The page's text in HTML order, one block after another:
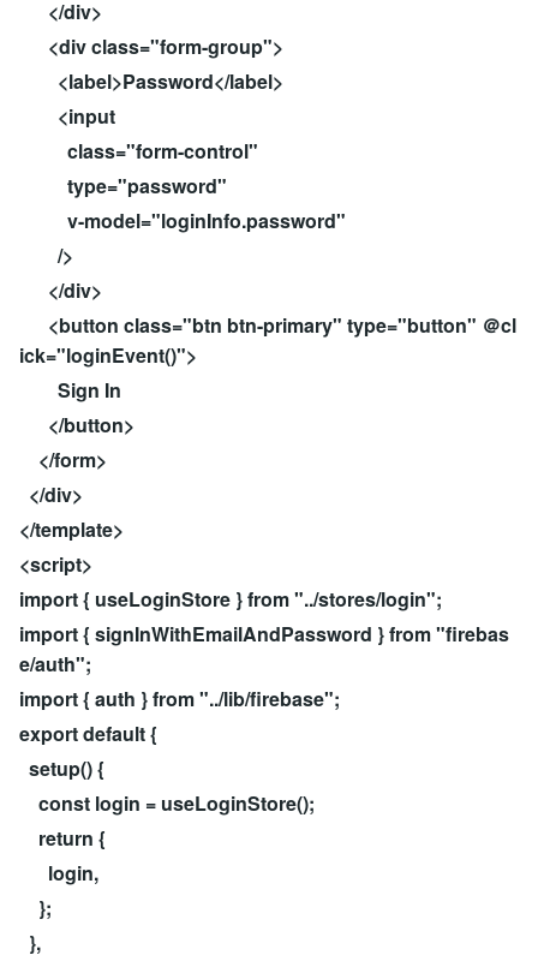
</div>
<div class="form-group">
<label>Password</label>
<input
class="form-control"
type="password"
v-model="loginInfo.password"
/>
</div>
<button class="btn btn-primary" type="button" ＠cl
ick="loginEvent()">
Sign In
</button>
</form>
</div>
</template>
<script>
import { useLoginStore } from "../stores/login";
import { signInWithEmailAndPassword } from "firebas
e/auth";
import { auth } from "../lib/firebase";
export default {
setup() {
const login = useLoginStore();
return {
login,
};
},